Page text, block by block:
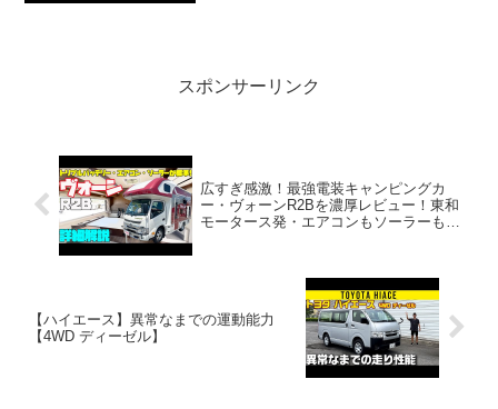
スポンサーリンク
広すぎ感激！最強電装キャンピングカ
ー・ヴォーンR2Bを濃厚レビュー！東和
モータース発・エアコンもソーラーも標
【ハイエース】異常なまでの運動能力
【4WD ディーゼル】